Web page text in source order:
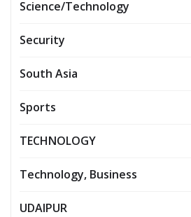
Science/Technology
Security
South Asia
Sports
TECHNOLOGY
Technology, Business
UDAIPUR